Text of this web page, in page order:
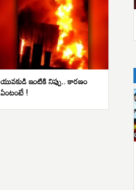
యువకుడి ఇంటికి నిప్పు.. కారణం
ఏంటంటే !